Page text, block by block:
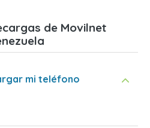
de Movilnet
mi teléfono